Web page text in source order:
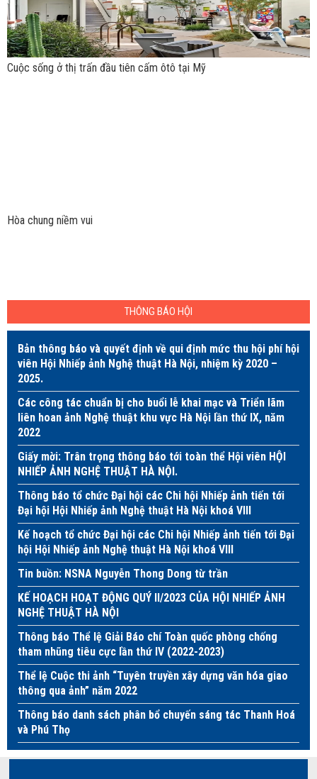
Cuộc sống ở thị trấn đầu tiên cấm ôtô tại Mỹ
Hòa chung niềm vui
THÔNG BÁO HỘI
Bản thông báo và quyết định về qui định mức thu hội phí hội
viên Hội Nhiếp ảnh Nghệ thuật Hà Nội, nhiệm kỳ 2020 –
2025.
Các công tác chuẩn bị cho buổi lễ khai mạc và Triển lãm
liên hoan ảnh Nghệ thuật khu vực Hà Nội lần thứ IX, năm
2022
Giấy mời: Trân trọng thông báo tới toàn thể Hội viên HỘI
NHIẾP ẢNH NGHỆ THUẬT HÀ NỘI.
Thông báo tổ chức Đại hội các Chi hội Nhiếp ảnh tiến tới
Đại hội Hội Nhiếp ảnh Nghệ thuật Hà Nội khoá VIII
Kế hoạch tổ chức Đại hội các Chi hội Nhiếp ảnh tiến tới Đại
hội Hội Nhiếp ảnh Nghệ thuật Hà Nội khoá VIII
Tin buồn: NSNA Nguyễn Thong Dong từ trần
KẾ HOẠCH HOẠT ĐỘNG QUÝ II/2023 CỦA HỘI NHIẾP ẢNH
NGHỆ THUẬT HÀ NỘI
Thông báo Thể lệ Giải Báo chí Toàn quốc phòng chống
tham nhũng tiêu cực lần thứ IV (2022-2023)
Thể lệ Cuộc thi ảnh “Tuyên truyền xây dựng văn hóa giao
thông qua ảnh” năm 2022
Thông báo danh sách phân bổ chuyến sáng tác Thanh Hoá
và Phú Thọ